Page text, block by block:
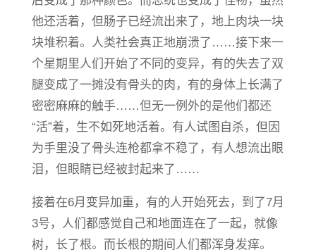
他还活着，但肠子已经流出来了，地上肉块一块
块堆积着。人类社会真正地崩溃了……接下来一
个星期里人们开始了不同的变异，有的失去了双
腿变成了一摊没有骨头的肉，有的身体上长满了
密密麻麻的触手……但无一例外的是他们都还
“活”着，生不如死地活着。有人试图自杀，但因
为手里没了骨头连枪都拿不稳了，有人想流出眼
泪，但眼睛已经被封起来了……
接着在6月变异加重，有的人开始死去，到了7月
3号，人们都感觉自己和地面连在了一起，就像
树，长了根。而长根的期间人们都浑身发痒。